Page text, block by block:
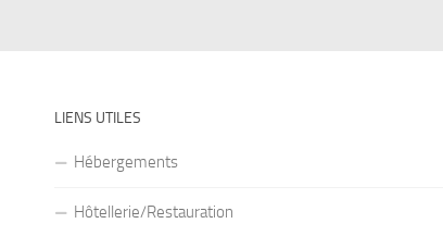
LIENS UTILES
Hébergements
Hôtellerie/Restauration